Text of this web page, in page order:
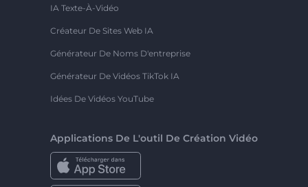
IA Texte-À-Vidéo
Créateur De Sites Web IA
Générateur De Noms D'entreprise
Générateur De Vidéos TikTok IA
Idées De Vidéos YouTube
Applications De L'outil De Création Vidéo